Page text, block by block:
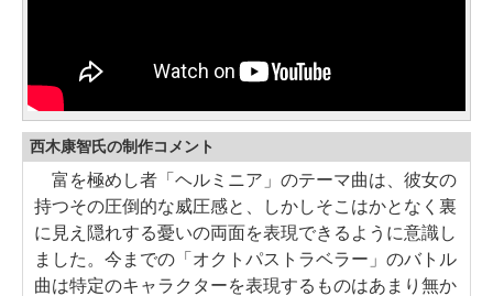
西木康智氏の制作コメント
富を極めし者「ヘルミニア」のテーマ曲は、彼女の
持つその圧倒的な威圧感と、しかしそこはかとなく裏
に見え隠れする憂いの両面を表現できるように意識し
ました。今までの「オクトパストラベラー」のバトル
曲は特定のキャラクターを表現するものはあまり無か